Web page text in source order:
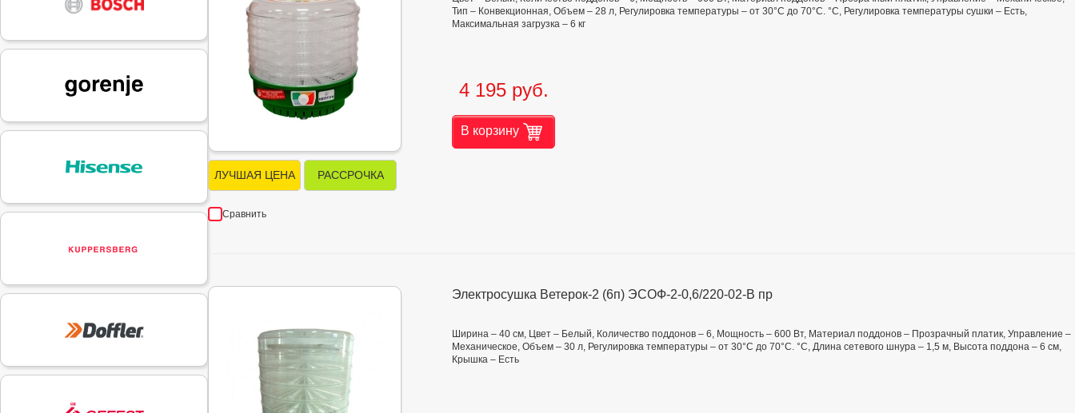
ЛУЧШАЯ ЦЕНА РАССРОЧКА
Сравнить
Тип – Конвекционная, Объем – 28 л, Регулировка температуры – от 30°С до 70°С. °C, Регулировка температуры сушки – Есть,
Максимальная загрузка – 6 кг
4 195 руб.
В корзину
Электросушка Ветерок-2 (6п) ЭСОФ-2-0,6/220-02-В пр
Ширина – 40 см, Цвет – Белый, Количество поддонов – 6, Мощность – 600 Вт, Материал поддонов – Прозрачный платик, Управление –
Механическое, Объем – 30 л, Регулировка температуры – от 30°С до 70°С. °C, Длина сетевого шнура – 1,5 м, Высота поддона – 6 см,
Крышка – Есть